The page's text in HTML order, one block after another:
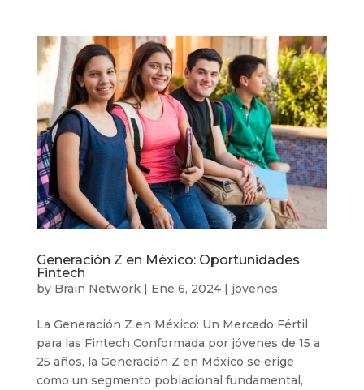
Generación Z en México: Oportunidades
Fintech
by Brain Network| Ene 6, 2024| jovenes
La Generación Z en México: Un Mercado Fértil
para las Fintech Conformada por jóvenes de 15 a
25 años, la Generación Z en México se erige
como un segmento poblacional fundamental,